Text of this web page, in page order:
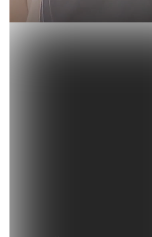
サイトご利用にあたって